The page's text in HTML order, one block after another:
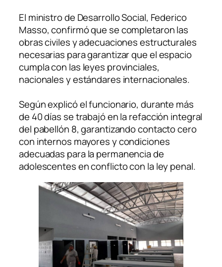
El ministro de Desarrollo Social, Federico
Masso, confirmó que se completaron las
obras civiles y adecuaciones estructurales
necesarias para garantizar que el espacio
cumpla con las leyes provinciales,
nacionales y estándares internacionales.
Según explicó el funcionario, durante más
de 40 días se trabajó en la refacción integral
del pabellón 8, garantizando contacto cero
con internos mayores y condiciones
adecuadas para la permanencia de
adolescentes en conflicto con la ley penal.